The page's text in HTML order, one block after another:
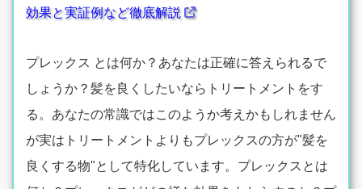
効果と実証例など徹底解説
プレックス とは何か？あなたは正確に答えられるで
しょうか？髪を良くしたいならトリートメントをす
る。あなたの常識ではこのようか考えかもしれません
が実はトリートメントよりもプレックスの方が"髪を
良くする物"として特化しています。プレックスとは